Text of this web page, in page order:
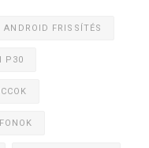
ANDROID FRISSÍTÉS
P30